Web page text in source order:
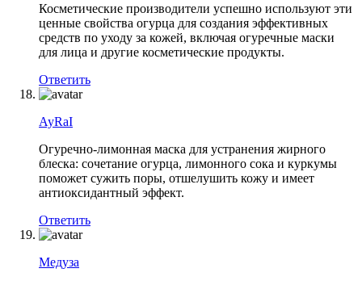
Косметические производители успешно используют эти
ценные свойства огурца для создания эффективных
средств по уходу за кожей, включая огуречные маски
для лица и другие косметические продукты.
Ответить
AyRaI
Огуречно-лимонная маска для устранения жирного
блеска: сочетание огурца, лимонного сока и куркумы
поможет сужить поры, отшелушить кожу и имеет
антиоксидантный эффект.
Ответить
Медуза